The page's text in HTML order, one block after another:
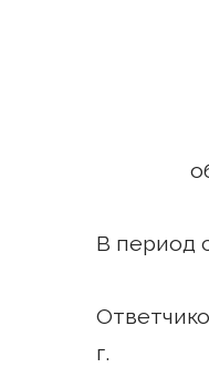
об
В период с
г.